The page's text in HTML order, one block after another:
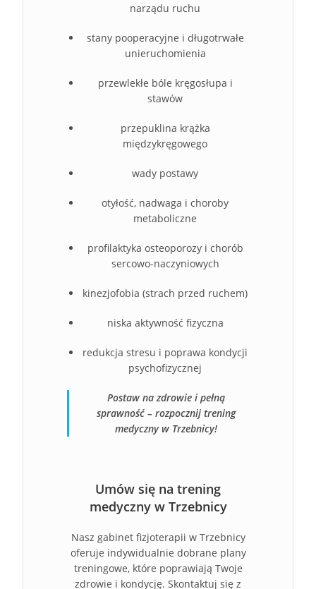
narządu ruchu
stany pooperacyjne i długotrwałe
unieruchomienia
przewlekłe bóle kręgosłupa i
stawów
przepuklina krążka
międzykręgowego
wady postawy
otyłość, nadwaga i choroby
metaboliczne
profilaktyka osteoporozy i chorób
sercowo-naczyniowych
kinezjofobia (strach przed ruchem)
niska aktywność fizyczna
redukcja stresu i poprawa kondycji
psychofizycznej
Postaw na zdrowie i pełną
sprawność – rozpocznij trening
medyczny w Trzebnicy!
Umów się na trening
medyczny w Trzebnicy
Nasz gabinet fizjoterapii w Trzebnicy
oferuje indywidualnie dobrane plany
treningowe, które poprawiają Twoje
zdrowie i kondycję. Skontaktuj się z